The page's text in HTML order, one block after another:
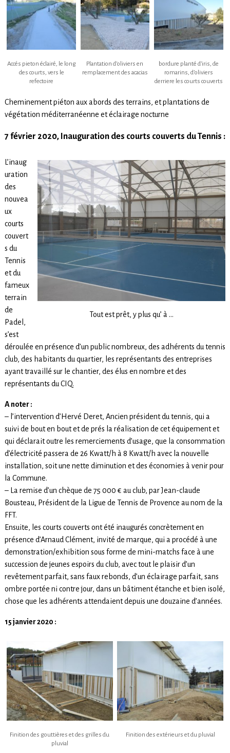
Accés pieton éclairé, le long
des courts, vers le
refectoire
Plantation d’oliviers en
remplacement des acacias
bordure planté d’iris, de
romarins, d’oliviers
derriere les courts couverts
Cheminement piéton aux abords des terrains, et plantations de
végétation méditerranéenne et éclairage nocturne
7 février 2020, Inauguration des courts couverts du Tennis :
Tout est prêt, y plus qu’ à …
L’inaug
uration
des
nouvea
ux
courts
couvert
s du
Tennis
et du
fameux
terrain
de
Padel,
s’est
déroulée en présence d’un public nombreux, des adhérents du tennis
club, des habitants du quartier, les représentants des entreprises
ayant travaillé sur le chantier, des élus en nombre et des
représentants du CIQ.
A noter :
– l’intervention d’Hervé Deret, Ancien président du tennis, qui a
suivi de bout en bout et de prés la réalisation de cet équipement et
qui déclarait outre les remerciements d’usage, que la consommation
d’électricité passera de 26 Kwatt/h à 8 Kwatt/h avec la nouvelle
installation, soit une nette diminution et des économies à venir pour
la Commune.
– La remise d’un chèque de 75 000 € au club, par Jean-claude
Bousteau, Président de la Ligue de Tennis de Provence au nom de la
FFT.
Ensuite, les courts couverts ont été inaugurés concrètement en
présence d’Arnaud Clément, invité de marque, qui a procédé à une
demonstration/exhibition sous forme de mini-matchs face à une
succession de jeunes espoirs du club, avec tout le plaisir d’un
revêtement parfait, sans faux rebonds, d’un éclairage parfait, sans
ombre portée ni contre jour, dans un bâtiment étanche et bien isolé,
chose que les adhérents attendaient depuis une douzaine d’années.
15 janvier 2020 :
Finition des gouttières et des grilles du
pluvial
Finition des extérieurs et du pluvial